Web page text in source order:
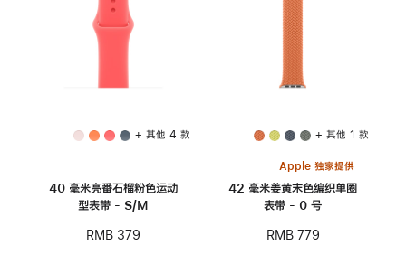
+ 其他 4 款
40 毫米亮番石榴粉色运动
型表带 - S/M
RMB 379
+ 其他 1 款
Apple 独家提供
42 毫米姜黄末色编织单圈
表带 - 0 号
RMB 779